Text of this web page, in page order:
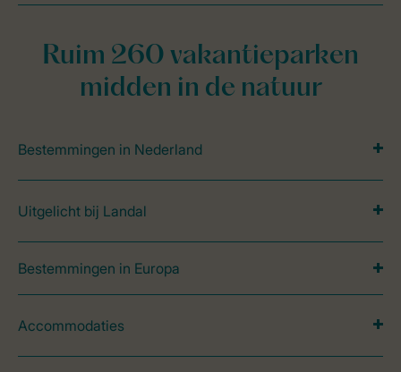
Ruim 260 vakantieparken
midden in de natuur
Bestemmingen in Nederland
Uitgelicht bij Landal
Bestemmingen in Europa
Accommodaties